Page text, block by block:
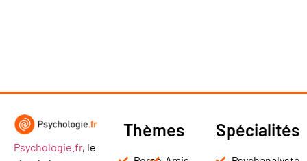
Psychologie.fr, le
Thèmes Spécialités